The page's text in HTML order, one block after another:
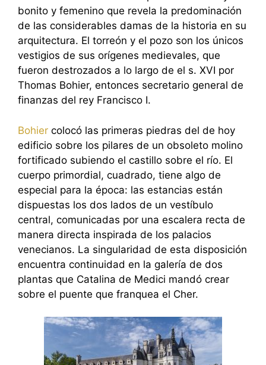
bonito y femenino que revela la predominación
de las considerables damas de la historia en su
arquitectura. El torreón y el pozo son los únicos
vestigios de sus orígenes medievales, que
fueron destrozados a lo largo de el s. XVI por
Thomas Bohier, entonces secretario general de
finanzas del rey Francisco I.
Bohier colocó las primeras piedras del de hoy
edificio sobre los pilares de un obsoleto molino
fortificado subiendo el castillo sobre el río. El
cuerpo primordial, cuadrado, tiene algo de
especial para la época: las estancias están
dispuestas los dos lados de un vestíbulo
central, comunicadas por una escalera recta de
manera directa inspirada de los palacios
venecianos. La singularidad de esta disposición
encuentra continuidad en la galería de dos
plantas que Catalina de Medici mandó crear
sobre el puente que franquea el Cher.